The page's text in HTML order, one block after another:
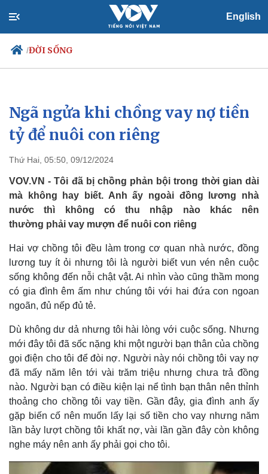
English
/ĐỜI SỐNG
Chính trị
Đảng
Tổ chức nhân sự
Nhận diện sự thật
Xã hội
Dự báo thời tiết
Việc làm
Biển đảo
Ngã ngửa khi chồng vay nợ tiền
tỷ để nuôi con riêng
Thứ Hai, 05:50, 09/12/2024
VOV.VN - Tôi đã bị chồng phản bội trong thời gian dài
mà không hay biết. Anh ấy ngoài đồng lương nhà
nước thì không có thu nhập nào khác nên
thường phải vay mượn để nuôi con riêng
Hai vợ chồng tôi đều làm trong cơ quan nhà nước, đồng
lương tuy ít ỏi nhưng tôi là người biết vun vén nên cuộc
sống không đến nỗi chật vật. Ai nhìn vào cũng thầm mong
có gia đình êm ấm như chúng tôi với hai đứa con ngoan
ngoãn, đủ nếp đủ tẻ.
Dù không dư dả nhưng tôi hài lòng với cuộc sống. Nhưng
mới đây tôi đã sốc nặng khi một người bạn thân của chồng
gọi điện cho tôi để đòi nợ. Người này nói chồng tôi vay nợ
đã mấy năm lên tới vài trăm triệu nhưng chưa trả đồng
nào. Người bạn có điều kiện lại nể tình bạn thân nên thỉnh
thoảng cho chồng tôi vay tiền. Gần đây, gia đình anh ấy
gặp biến cố nên muốn lấy lại số tiền cho vay nhưng năm
lần bảy lượt chồng tôi khất nợ, vài lần gần đây còn không
nghe máy nên anh ấy phải gọi cho tôi.